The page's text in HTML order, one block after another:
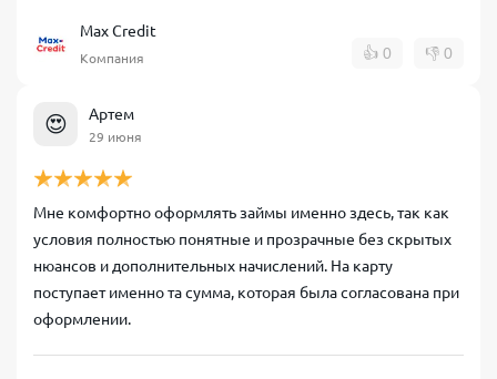
Max Credit
Компания 👍 0 👎 0
😍 Артем
29 июня
Мне комфортно оформлять займы именно здесь, так как
условия полностью понятные и прозрачные без скрытых
нюансов и дополнительных начислений. На карту
поступает именно та сумма, которая была согласована при
оформлении.